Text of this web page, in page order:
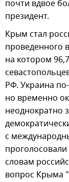
почти вдвое
президент.
Крым стал
проведенного
на котором
РФ. Украина
но временно
неоднократно
с
словам
вопрос Крыма